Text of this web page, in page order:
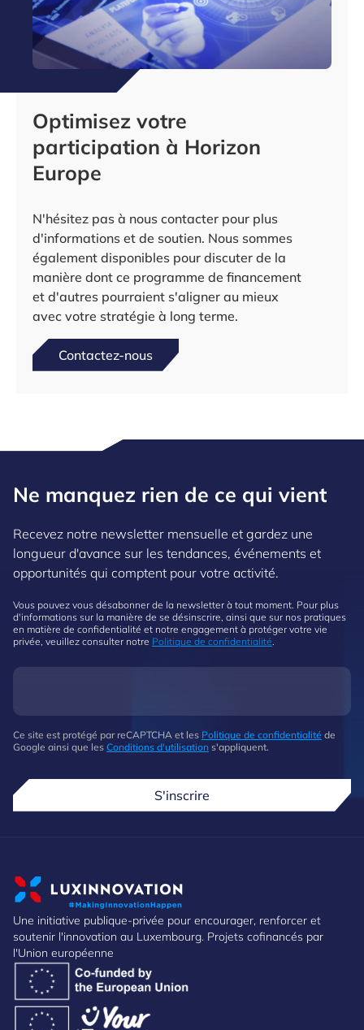
Optimisez votre
participation à Horizon
Europe
N'hésitez pas à nous contacter pour plus
d'informations et de soutien. Nous sommes
également disponibles pour discuter de la
manière dont ce programme de financement
et d'autres pourraient s'aligner au mieux
avec votre stratégie à long terme.
Contactez-nous
Ne manquez rien de ce qui vient
Recevez notre newsletter mensuelle et gardez une
longueur d'avance sur les tendances, événements et
opportunités qui comptent pour votre activité.
Vous pouvez vous désabonner de la newsletter à tout moment. Pour plus
d'informations sur la manière de se désinscrire, ainsi que sur nos pratiques
en matière de confidentialité et notre engagement à protéger votre vie
privée, veuillez consulter notre Politique de confidentialité
Ce site est protégé par reCAPTCHA et les Politique de confidentialité de
Google ainsi que les Conditions d'utilisation s'appliquent.
S'inscrire
Une initiative publique-privée pour encourager, renforcer et
soutenir l'innovation au Luxembourg. Projets cofinancés par
l'Union européenne